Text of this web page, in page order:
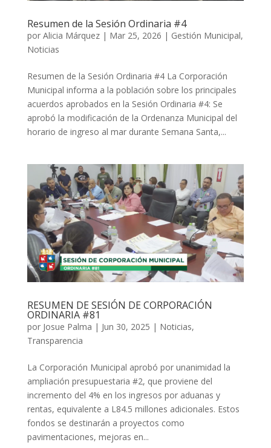
Resumen de la Sesión Ordinaria #4
por Alicia Márquez| Mar 25, 2026 | Gestión Municipal,
Noticias
Resumen de la Sesión Ordinaria #4 La Corporación
Municipal informa a la población sobre los principales
acuerdos aprobados en la Sesión Ordinaria #4: Se
aprobó la modificación de la Ordenanza Municipal del
horario de ingreso al mar durante Semana Santa,...
RESUMEN DE SESIÓN DE CORPORACIÓN
ORDINARIA #81
por Josue Palma | Jun 30, 2025 | Noticias,
Transparencia
La Corporación Municipal aprobó por unanimidad la
ampliación presupuestaria #2, que proviene del
incremento del 4% en los ingresos por aduanas y
rentas, equivalente a L84.5 millones adicionales. Estos
fondos se destinarán a proyectos como
pavimentaciones, mejoras en...